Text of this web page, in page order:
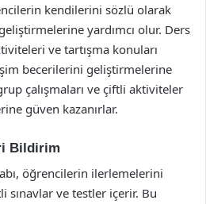
kendilerini sözlü olarak
yardımcı olur. Ders
ve tartışma konuları
becerilerini geliştirmelerine
çalışmaları ve çiftli aktiviteler
güven kazanırlar.
Bildirim
öğrencilerin ilerlemelerini
sınavlar ve testler içerir. Bu